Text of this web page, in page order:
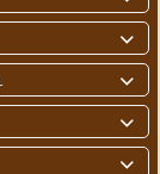



